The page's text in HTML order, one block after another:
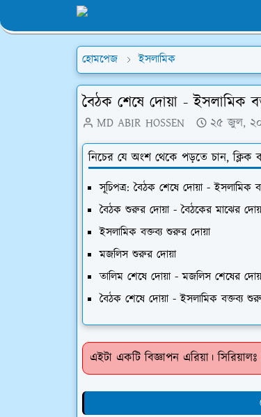
হোমপেজ ইসলামিক
বৈঠক শেষে দোয়া - ইসলামিক
MD ABIR HOSSEN ২৫ জুল,
নিচের যে অংশ থেকে পড়তে চান,
সূচিপত্র: বৈঠক শেষে দোয়া - ইসলামিক
বৈঠক শুরুর দোয়া - বৈঠকের মাঝের
ইসলামিক বক্তব্য শুরুর দোয়া
মজলিস শুরুর দোয়া
তালিম শেষে দোয়া - মজলিস শেষের
বৈঠক শেষে দোয়া - ইসলামিক বক্তব্য
এইটা একটি বিজ্ঞাপন এরিয়া। সিরিয়ালঃ